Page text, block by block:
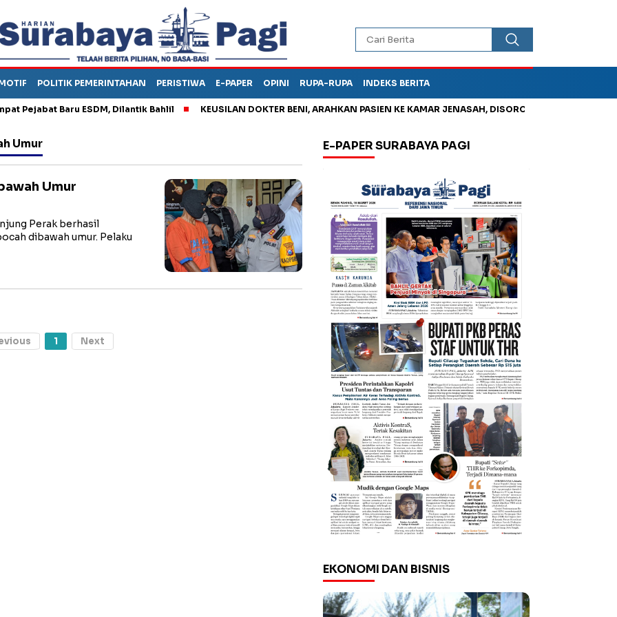
POLITIK PEMERINTAHAN PERISTIWA E-PAPER OPINI RUPA-RUPA INDEKS BERITA
Baru ESDM, Dilantik Bahlil KEUSILAN DOKTER BENI, ARAHKAN PASIEN KE KAMAR JENASAH, DISOROT
Umur
Umur
Perak berhasil
dibawah umur. Pelaku
1 Next
E-PAPER SURABAYA PAGI
EKONOMI DAN BISNIS